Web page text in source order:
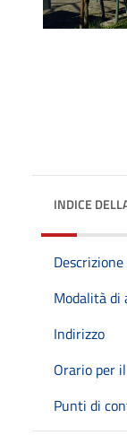
INDICE
Descrizione
Modalità di
Indirizzo
Orario per
Punti di